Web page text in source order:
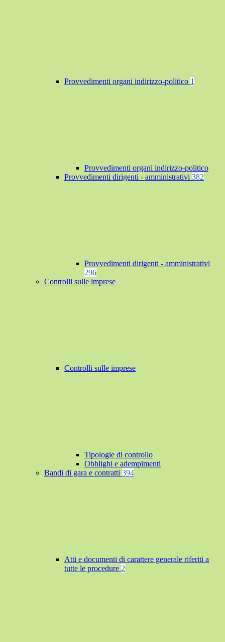
Provvedimenti organi indirizzo-politico 1
Provvedimenti organi indirizzo-politico
Provvedimenti dirigenti - amministrativi 382
Provvedimenti dirigenti - amministrativi
296
Controlli sulle imprese
Controlli sulle imprese
Tipologie di controllo
Obblighi e adempimenti
Bandi di gara e contratti 394
Atti e documenti di carattere generale riferiti a
tutte le procedure 2